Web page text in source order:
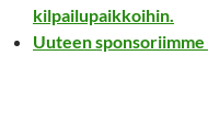
kilpailupaikkoihin.
Uuteen